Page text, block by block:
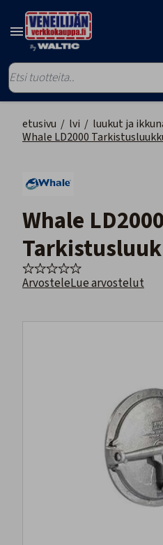
etusivu / lvi / luukut ja
Whale LD2000
Whale LD2000
ArvosteleLue arvostelut